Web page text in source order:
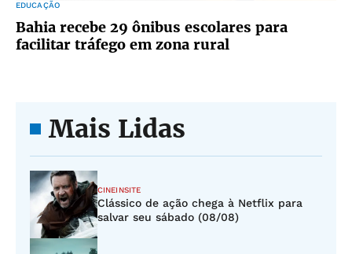
EDUCAÇÃO
Bahia recebe 29 ônibus escolares para
facilitar tráfego em zona rural
Mais Lidas
CINEINSITE
Clássico de ação chega à Netflix para
salvar seu sábado (08/08)